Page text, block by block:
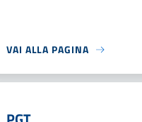
VAI ALLA PAGINA